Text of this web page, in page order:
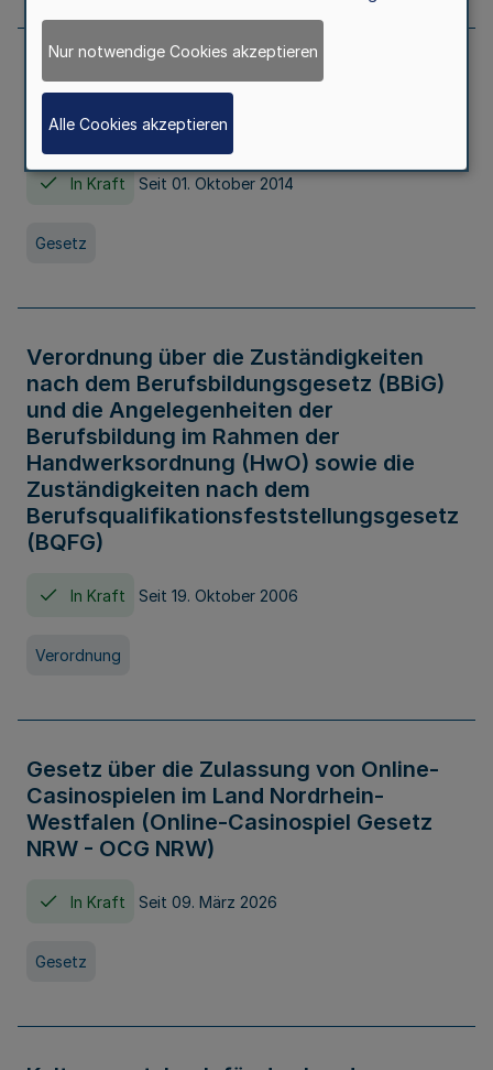
Gesetz über die Hochschulen des Landes
Nordrhein-Westfalen (Hochschulgesetz -
HG)
In Kraft Seit 01. Oktober 2014
Gesetz
Verordnung über die Zuständigkeiten
nach dem Berufsbildungsgesetz (BBiG)
und die Angelegenheiten der
Berufsbildung im Rahmen der
Handwerksordnung (HwO) sowie die
Zuständigkeiten nach dem
Berufsqualifikationsfeststellungsgesetz
(BQFG)
In Kraft Seit 19. Oktober 2006
Verordnung
Gesetz über die Zulassung von Online-
Casinospielen im Land Nordrhein-
Westfalen (Online-Casinospiel Gesetz
NRW - OCG NRW)
In Kraft Seit 09. März 2026
Gesetz
Nur notwendige Cookies akzeptieren
Alle Cookies akzeptieren